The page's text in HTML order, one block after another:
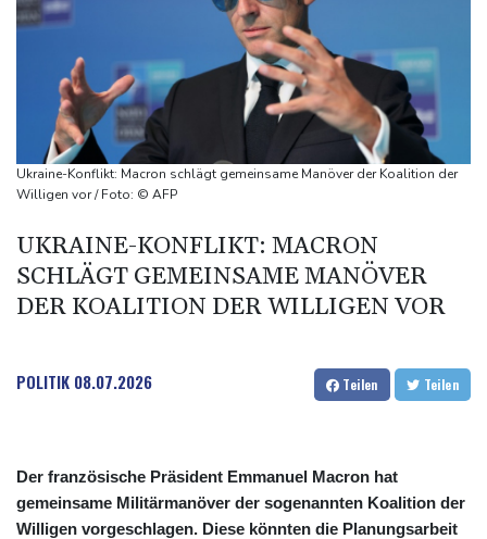
20.000 Menschen evakuiert
Dobrindt will Forschung zur Drohensicherheit in Deutschland
ausbauen
Iran bekräftigt harte Haltung in Streit um Straße von Hormus
Amtsantritt von Kolumbiens Staatschef De la Espriella von
Gewalt überschattet
Basketball-WM: Geiselsöder macht gesamte Vorbereitung mit
Warnstufe in China
Lionel Messi trauert um Vater und langjährigen Manager Jorge
Ukraine-Konflikt: Macron schlägt gemeinsame Manöver der Koalition der
Willigen vor / Foto: © AFP
UKRAINE-KONFLIKT: MACRON
SCHLÄGT GEMEINSAME MANÖVER
DER KOALITION DER WILLIGEN VOR
POLITIK 08.07.2026 Teilen Teilen
Der französische Präsident Emmanuel Macron hat
gemeinsame Militärmanöver der sogenannten Koalition der
Willigen vorgeschlagen. Diese könnten die Planungsarbeit